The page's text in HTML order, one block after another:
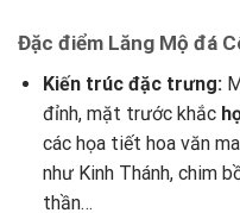
Đặc điểm Lăng Mộ đá
Kiến trúc đặc trưng:
đỉnh, mặt trước khắc
các họa tiết hoa văn
như Kinh Thánh, chim
thần…